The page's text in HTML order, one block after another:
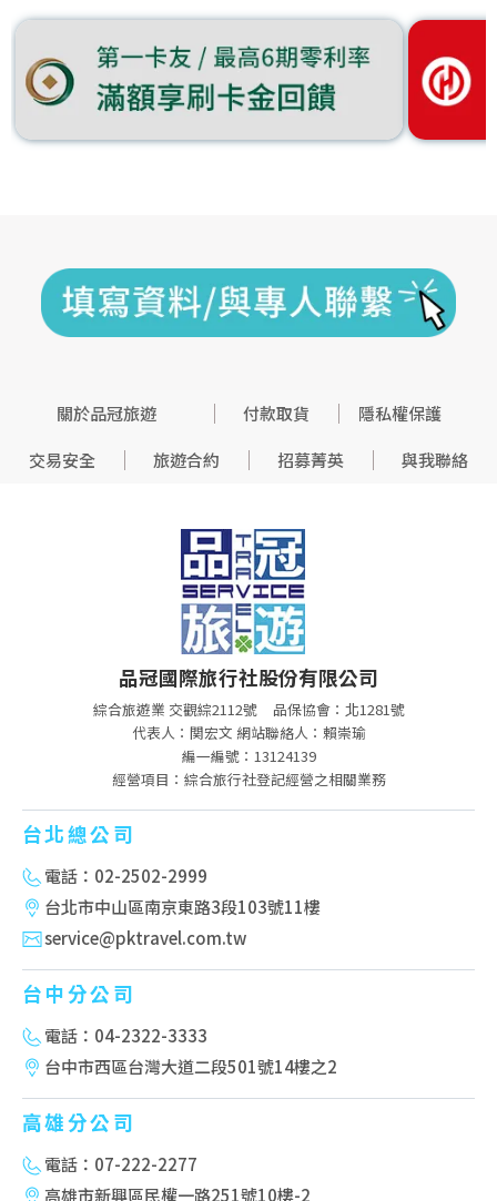
關於品冠旅遊 付款取貨
隱私權保護
交易安全
旅遊合約 招募菁英 與我聯絡
品冠國際旅行社股份有限公司
綜合旅遊業 交觀綜2112號
品保協會：北1281號
代表人：関宏文 網站聯絡人：賴崇瑜
編一編號：13124139
經營項目：綜合旅行社登記經營之相關業務
台北總公司
電話：02-2502-2999
台北市中山區南京東路3段103號11樓
service@pktravel.com.tw
台中分公司
電話：04-2322-3333
台中市西區台灣大道二段501號14樓之2
高雄分公司
電話：07-222-2277
高雄市新興區民權一路251號10樓-2